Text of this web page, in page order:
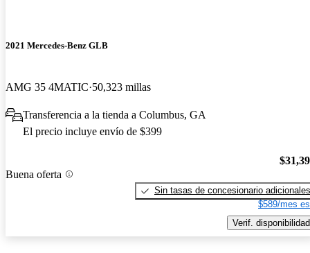
2021 Mercedes-Benz GLB
AMG 35 4MATIC 50,323 millas
Transferencia a la tienda a Columbus, GA
El precio incluye envío de $399
Buena oferta
Sin tasas de concesionario adicionales
$589/mes
Verif. disponibilidad